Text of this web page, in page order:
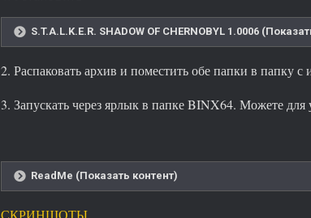
S.T.A.L.K.E.R. SHADOW OF CHERNOBYL 1.0006
2. Распаковать архив и поместить обе папки в папку с
3. Запускать через ярлык в папке BINX64. Можете для
ReadMe (Показать контент)
СКРИНШОТЫ